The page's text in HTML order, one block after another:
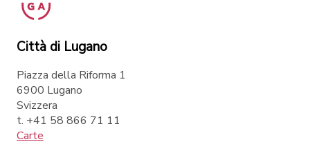
Città di Lugano
Piazza della Riforma 1
6900 Lugano
Svizzera
t. +41 58 866 71 11
Carte